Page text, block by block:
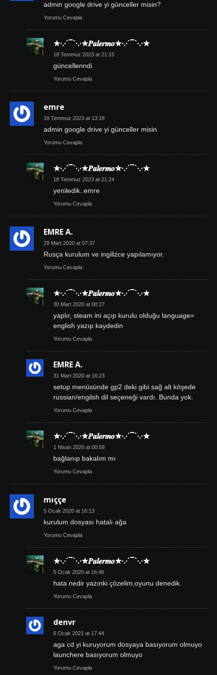
admin google drive yi günceller misin?
Yorumu Cevapla
★·.·´¯`·.·★𝑷𝒂𝒍𝒆𝒓𝒎𝒐★·.·´¯`·.·★
18 Temmuz 2023 at 21:15
güncellenndi.
Yorumu Cevapla
emre
18 Temmuz 2023 at 13:18
admin google drive yi günceller misin
Yorumu Cevapla
★·.·´¯`·.·★𝑷𝒂𝒍𝒆𝒓𝒎𝒐★·.·´¯`·.·★
18 Temmuz 2023 at 21:24
yeniledik..emre
Yorumu Cevapla
EMRE A.
29 Mart 2020 at 07:37
Rusça kurulum ve ingilizce yapılamıyor.
Yorumu Cevapla
★·.·´¯`·.·★𝑷𝒂𝒍𝒆𝒓𝒎𝒐★·.·´¯`·.·★
30 Mart 2020 at 00:27
yaplır, steam ini açıp kurulu olduğu language=
english yazıp kaydedin
Yorumu Cevapla
EMRE A.
31 Mart 2020 at 16:23
setup menüsünde gp2 deki gibi sağ alt köşede
russian/engilsh dil seçeneği vardı. Bunda yok.
Yorumu Cevapla
★·.·´¯`·.·★𝑷𝒂𝒍𝒆𝒓𝒎𝒐★·.·´¯`·.·★
1 Nisan 2020 at 00:59
bağlanıp bakalım mı
Yorumu Cevapla
mıççe
5 Ocak 2020 at 16:13
kurulum dosyası hatalı ağa
Yorumu Cevapla
★·.·´¯`·.·★𝑷𝒂𝒍𝒆𝒓𝒎𝒐★·.·´¯`·.·★
5 Ocak 2020 at 16:46
hata nedir yazınki çözelim,oyunu denedik.
Yorumu Cevapla
denvr
6 Ocak 2021 at 17:44
aga cd yi kuruyorum dosyaya basıyorum olmuyo
launchere basıyorum olmuyo
Yorumu Cevapla